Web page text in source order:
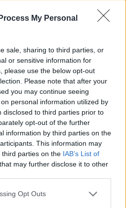
My Personal
sale, sharing to third parties, or
or sensitive information for
please use the below opt-out
Please note that after your
you may continue seeing
personal information utilized by
disclosed to third parties prior to
opt-out of the further
information by third parties on the
This information may
parties on the IAB’s List of
that may further disclose it to other
Opt Outs
των
το Επιμελητήριο